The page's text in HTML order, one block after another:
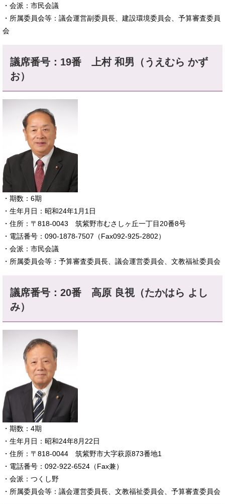
​・会派：市民会議
・所属委員会等：議会運営副委員長、建設環境委員会、予算審査委員
会
議席番号：19番 上村 和男（うえむら かず
お）
​・期数：6期
・生年月日：昭和24年1月1日
・住所：〒818-0043 筑紫野市むさしヶ丘一丁目20番8号
・電話番号：090-1878-7507（Fax092-925-2802）
​・会派：市民会議
・所属委員会等：予算審査委員長、議会運営委員会、文教福祉委員会
議席番号：20番 高原 良視（たかはら よし
み）
​​・期数：4期
・生年月日：昭和24年8月22日
・住所：〒818-0044 筑紫野市大字萩原873番地1
・電話番号：092-922-6524（Fax兼）
​・会派：つくし野
・所属委員会等：議会運営委員長、文教福祉委員会、予算審査委員会